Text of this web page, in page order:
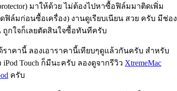
มาให้ด้วย ไม่ต้องไปหาซื้อฟิล์มมาติดเพิ่ม
ล์มก่อนซื้อเครื่อง) งานดูเรียบเนียน สวย ครับ มีช่อง
ถูกใจก็เลยตัดสินใจซื้อทันทีครับ
ราคานี้ ลองเอาราคานี้เทียบๆดูแล้วกันครับ สำหรับ
Touch ก็มีนะครับ ลองดูจากรีวิว XtremeMac
ครับ